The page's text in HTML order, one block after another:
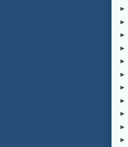
►
►
►
►
►
►
►
►
►
►
►